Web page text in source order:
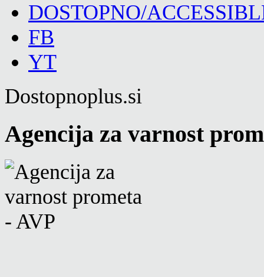
DOSTOPNO/
FB
YT
Dostopnoplus.si
Agencija za varnost